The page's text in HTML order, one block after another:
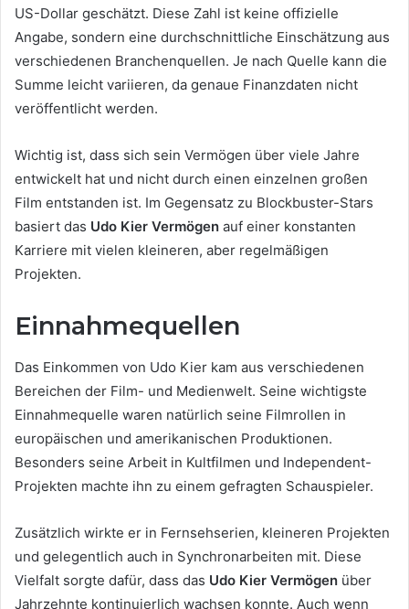
US-Dollar geschätzt. Diese Zahl ist keine offizielle
Angabe, sondern eine durchschnittliche Einschätzung aus
verschiedenen Branchenquellen. Je nach Quelle kann die
Summe leicht variieren, da genaue Finanzdaten nicht
veröffentlicht werden.
Wichtig ist, dass sich sein Vermögen über viele Jahre
entwickelt hat und nicht durch einen einzelnen großen
Film entstanden ist. Im Gegensatz zu Blockbuster-Stars
basiert das Udo Kier Vermögen auf einer konstanten
Karriere mit vielen kleineren, aber regelmäßigen
Projekten.
Einnahmequellen
Das Einkommen von Udo Kier kam aus verschiedenen
Bereichen der Film- und Medienwelt. Seine wichtigste
Einnahmequelle waren natürlich seine Filmrollen in
europäischen und amerikanischen Produktionen.
Besonders seine Arbeit in Kultfilmen und Independent-
Projekten machte ihn zu einem gefragten Schauspieler.
Zusätzlich wirkte er in Fernsehserien, kleineren Projekten
und gelegentlich auch in Synchronarbeiten mit. Diese
Vielfalt sorgte dafür, dass das Udo Kier Vermögen über
Jahrzehnte kontinuierlich wachsen konnte. Auch wenn